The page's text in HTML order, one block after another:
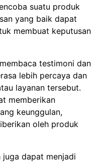
suatu produk
yang baik dapat
membuat keputusan
testimoni dan
lebih percaya dan
layanan tersebut.
memberikan
keunggulan,
oleh produk
juga dapat menjadi